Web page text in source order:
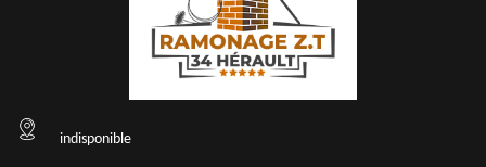
indisponible